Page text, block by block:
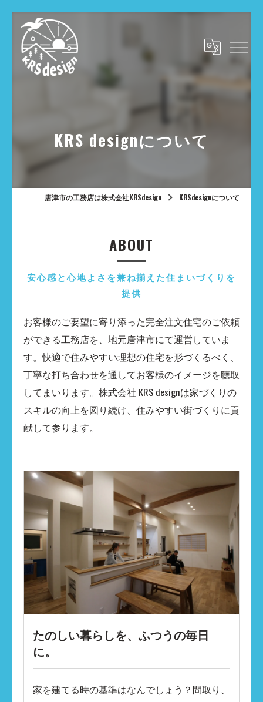
KRS designについて
唐津市の工務店は株式会社KRSdesign KRSdesignについて
安心感と心地よさを兼ね揃えた住まいづくりを
提供
ABOUT
お客様のご要望に寄り添った完全注文住宅のご依頼
ができる工務店を、地元唐津市にて運営していま
す。快適で住みやすい理想の住宅を形づくるべく、
丁寧な打ち合わせを通してお客様のイメージを聴取
してまいります。株式会社 KRS designは家づくりの
スキルの向上を図り続け、住みやすい街づくりに貢
献して参ります。
​たのしい暮らしを、ふつうの毎日
に。
家を建てる時の基準はなんでしょう？間取り、